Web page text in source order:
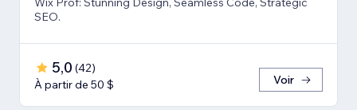
SEO.
5,0 (42)
À partir de 50 $
Voir